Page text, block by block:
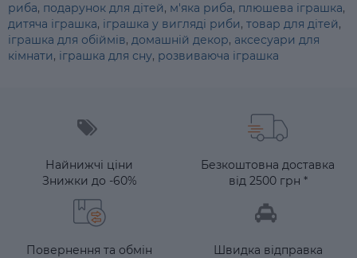
риба, подарунок для дітей, м'яка риба, плюшева іграшка,
дитяча іграшка, іграшка у вигляді риби, товар для дітей,
іграшка для обіймів, домашній декор, аксесуари для
кімнати, іграшка для сну, розвиваюча іграшка
Найнижчі ціни
Знижки до -60%
Безкоштовна доставка
від 2500 грн *
Повернення та обмін
Швидка відправка